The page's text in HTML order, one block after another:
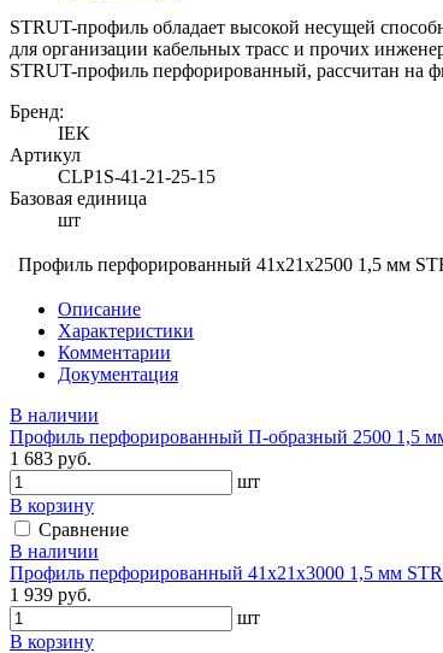
STRUT-профиль обладает высокой несущей
для организации кабельных трасс и прочих
STRUT-профиль перфорированный, рассчитан на
Бренд:
IEK
Артикул
CLP1S-41-21-25-15
Базовая единица
шт
Профиль перфорированный 41х21х2500 1,5 мм
Описание
Характеристики
Комментарии
Документация
В наличии
Профиль перфорированный П-образный 2500 1,5
1 683 руб.
шт
В корзину
Сравнение
В наличии
Профиль перфорированный 41х21х3000 1,5 мм
1 939 руб.
шт
В корзину